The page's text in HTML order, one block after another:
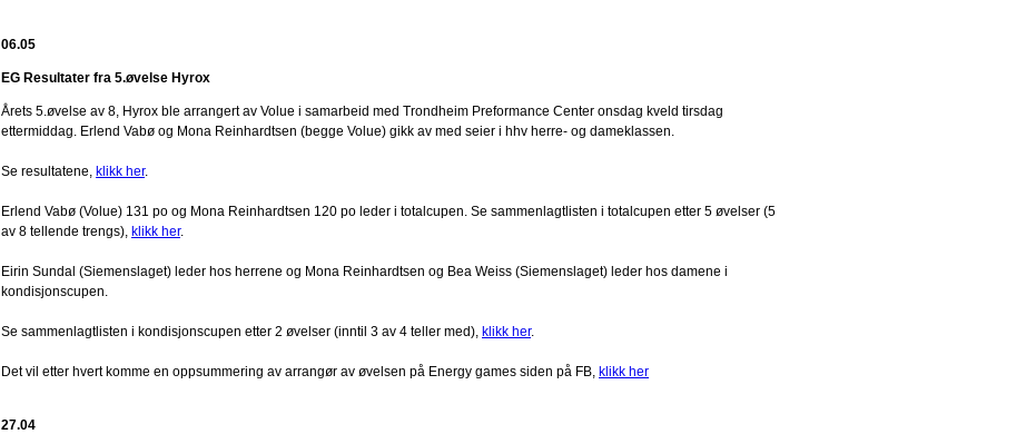
06.05
EG Resultater fra 5.øvelse Hyrox
Årets 5.øvelse av 8, Hyrox ble arrangert av Volue i samarbeid med Trondheim Preformance Center onsdag kveld tirsdag
ettermiddag. Erlend Vabø og Mona Reinhardtsen (begge Volue) gikk av med seier i hhv herre- og dameklassen.
Se resultatene, klikk her.
Erlend Vabø (Volue) 131 po og Mona Reinhardtsen 120 po leder i totalcupen. Se sammenlagtlisten i totalcupen etter 5 øvelser (5
av 8 tellende trengs), klikk her.
Eirin Sundal (Siemenslaget) leder hos herrene og Mona Reinhardtsen og Bea Weiss (Siemenslaget) leder hos damene i
kondisjonscupen.
Se sammenlagtlisten i kondisjonscupen etter 2 øvelser (inntil 3 av 4 teller med), klikk her.
Det vil etter hvert komme en oppsummering av arrangør av øvelsen på Energy games siden på FB, klikk her
27.04